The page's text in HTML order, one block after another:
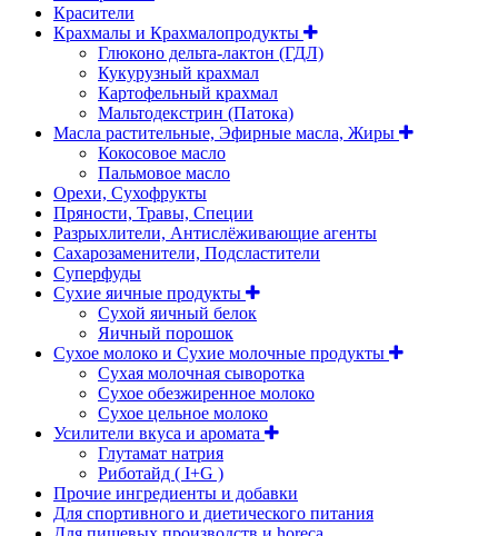
Красители
Крахмалы и Крахмалопродукты
Глюконо дельта-лактон (ГДЛ)
Кукурузный крахмал
Картофельный крахмал
Мальтодекстрин (Патока)
Масла растительные, Эфирные масла, Жиры
Кокосовое масло
Пальмовое масло
Орехи, Сухофрукты
Пряности, Травы, Специи
Разрыхлители, Антислёживающие агенты
Сахарозаменители, Подсластители
Суперфуды
Сухие яичные продукты
Сухой яичный белок
Яичный порошок
Сухое молоко и Сухие молочные продукты
Сухая молочная сыворотка
Сухое обезжиренное молоко
Сухое цельное молоко
Усилители вкуса и аромата
Глутамат натрия
Риботайд ( I+G )
Прочие ингредиенты и добавки
Для спортивного и диетического питания